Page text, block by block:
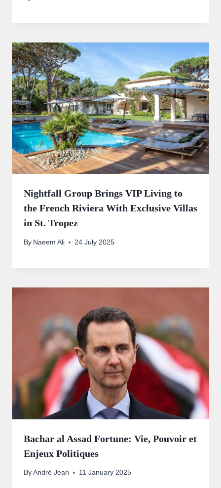
Nightfall Group Brings VIP Living to
the French Riviera With Exclusive Villas
in St. Tropez
By Naeem Ali 24 July 2025
Bachar al Assad Fortune: Vie, Pouvoir et
Enjeux Politiques
By André Jean 11 January 2025